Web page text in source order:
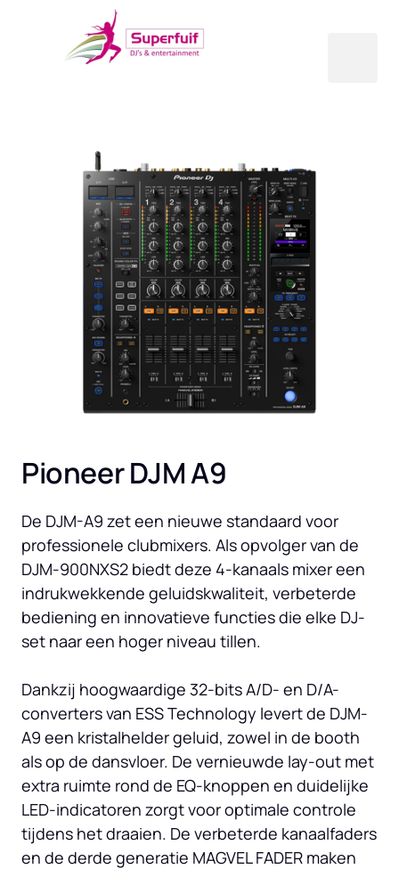
Pioneer DJM A9
De DJM-A9 zet een nieuwe standaard voor
professionele clubmixers. Als opvolger van de
DJM-900NXS2 biedt deze 4-kanaals mixer een
indrukwekkende geluidskwaliteit, verbeterde
bediening en innovatieve functies die elke DJ-
set naar een hoger niveau tillen.
Dankzij hoogwaardige 32-bits A/D- en D/A-
converters van ESS Technology levert de DJM-
A9 een kristalhelder geluid, zowel in de booth
als op de dansvloer. De vernieuwde lay-out met
extra ruimte rond de EQ-knoppen en duidelijke
LED-indicatoren zorgt voor optimale controle
tijdens het draaien. De verbeterde kanaalfaders
en de derde generatie MAGVEL FADER maken